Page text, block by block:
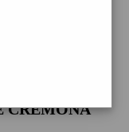
CREMONA